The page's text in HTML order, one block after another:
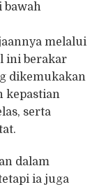
bawah
melalui
ini berakar
dikemukakan
kepastian
serta
dalam
ia juga